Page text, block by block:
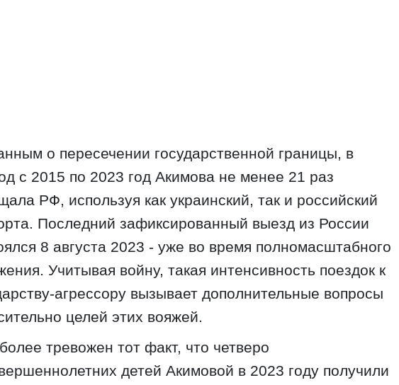
о пересечении государственной границы, в
с 2015 по 2023 год Акимова не менее 21 раз
РФ, используя как украинский, так и российский
Последний зафиксированный выезд из России
8 августа 2023 - уже во время полномасштабного
Учитывая войну, такая интенсивность поездок к
агрессору вызывает дополнительные вопросы
целей этих вояжей.
тревожен тот факт, что четверо
детей Акимовой в 2023 году получили